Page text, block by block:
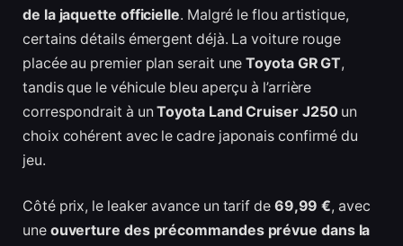
de la jaquette officielle. Malgré le flou artistique,
certains détails émergent déjà. La voiture rouge
placée au premier plan serait uneToyota GR GT,
tandis que le véhicule bleu aperçu à l’arrière
correspondrait à unToyota Land Cruiser J250 un
choix cohérent avec le cadre japonais confirmé du
jeu.
Côté prix, le leaker avance un tarif de 69,99 €, avec
une ouverture des précommandes prévue dans la